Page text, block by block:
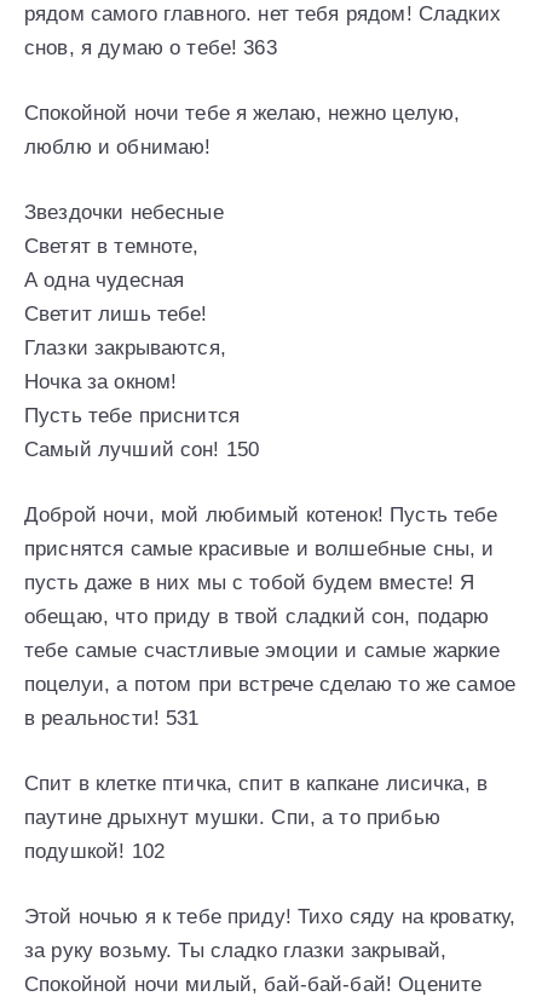
рядом самого главного. нет тебя рядом! Сладких
снов, я думаю о тебе! 363
Спокойной ночи тебе я желаю, нежно целую,
люблю и обнимаю!
Звездочки небесные
Светят в темноте,
А одна чудесная
Светит лишь тебе!
Глазки закрываются,
Ночка за окном!
Пусть тебе приснится
Самый лучший сон! 150
Доброй ночи, мой любимый котенок! Пусть тебе
приснятся самые красивые и волшебные сны, и
пусть даже в них мы с тобой будем вместе! Я
обещаю, что приду в твой сладкий сон, подарю
тебе самые счастливые эмоции и самые жаркие
поцелуи, а потом при встрече сделаю то же самое
в реальности! 531
Спит в клетке птичка, спит в капкане лисичка, в
паутине дрыхнут мушки. Спи, а то прибью
подушкой! 102
Этой ночью я к тебе приду! Тихо сяду на кроватку,
за руку возьму. Ты сладко глазки закрывай,
Спокойной ночи милый, бай-бай-бай! Оцените